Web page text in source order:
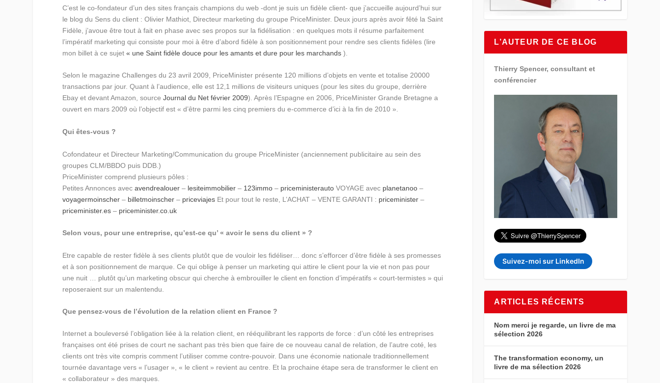
C’est le co-fondateur d’un des sites français champions du web -dont je suis un fidèle client- que j’accueille aujourd’hui sur
le blog du Sens du client : Olivier Mathiot, Directeur marketing du groupe PriceMinister. Deux jours après avoir fêté la Saint
Fidèle, j’avoue être tout à fait en phase avec ses propos sur la fidélisation : en quelques mots il résume parfaitement
l’impératif marketing qui consiste pour moi à être d’abord fidèle à son positionnement pour rendre ses clients fidèles (lire
mon billet à ce sujet« une Saint fidèle douce pour les amants et dure pour les marchands ).
Selon le magazine Challenges du 23 avril 2009, PriceMinister présente 120 millions d’objets en vente et totalise 20000
transactions par jour. Quant à l’audience, elle est 12,1 millions de visiteurs uniques (pour les sites du groupe, derrière
Ebay et devant Amazon, sourceJournal du Net février 2009). Après l’Espagne en 2006, PriceMinister Grande Bretagne a
ouvert en mars 2009 où l’objectif est « d’être parmi les cinq premiers du e-commerce d’ici à la fin de 2010 ».
Qui êtes-vous ?
Cofondateur et Directeur Marketing/Communication du groupe PriceMinister (anciennement publicitaire au sein des
groupes CLM/BBDO puis DDB.)
PriceMinister comprend plusieurs pôles :
Petites Annonces avecavendrealouer – lesiteimmobilier – 123immo – priceministerauto VOYAGE avec planetanoo –
voyagermoinscher – billetmoinscher – priceviajes Et pour tout le reste, L’ACHAT – VENTE GARANTI : priceminister –
priceminister.es – priceminister.co.uk
Selon vous, pour une entreprise, qu’est-ce qu’ « avoir le sens du client » ?
Etre capable de rester fidèle à ses clients plutôt que de vouloir les fidéliser… donc s’efforcer d’être fidèle à ses promesses
et à son positionnement de marque. Ce qui oblige à penser un marketing qui attire le client pour la vie et non pas pour
une nuit … plutôt qu’un marketing obscur qui cherche à embrouiller le client en fonction d’impératifs « court-termistes » qui
reposeraient sur un malentendu.
Que pensez-vous de l’évolution de la relation client en France ?
Internet a bouleversé l’obligation liée à la relation client, en rééquilibrant les rapports de force : d’un côté les entreprises
françaises ont été prises de court ne sachant pas très bien que faire de ce nouveau canal de relation, de l’autre coté, les
clients ont très vite compris comment l’utiliser comme contre-pouvoir. Dans une économie nationale traditionnellement
tournée davantage vers « l’usager », « le client » revient au centre. Et la prochaine étape sera de transformer le client en
« collaborateur » des marques.
L’AUTEUR DE CE BLOG
Thierry Spencer, consultant et
conférencier
Suivez-moi sur LinkedIn
ARTICLES RÉCENTS
Nom merci je regarde, un livre de ma
sélection 2026
The transformation economy, un
livre de ma sélection 2026